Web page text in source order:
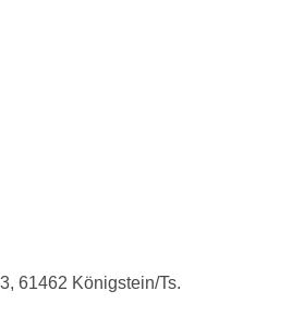
61462 Königstein/Ts.